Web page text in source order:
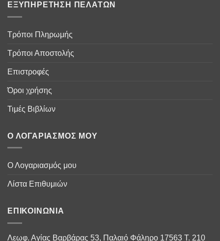
ΕΞΥΠΗΡΈΤΗΣΗ ΠΕΛΑΤΏΝ
Τρόποι Πληρωμής
Τρόποι Αποστολής
Επιστροφές
Όροι χρήσης
Τιμές Βιβλίων
Ο ΛΟΓΑΡΙΑΣΜΌΣ ΜΟΥ
Ο Λογαριασμός μου
Λίστα Επιθυμιών
ΕΠΙΚΟΙΝΩΝΊΑ
Λεωφ. Αγίας Βαρβάρας 53, Παλαιό Φάληρο 17563 Τ. 210